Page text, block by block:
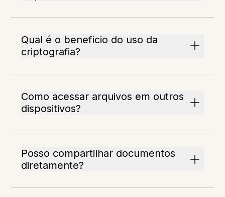
Qual é o benefício do uso da
criptografia?
Como acessar arquivos em outros
dispositivos?
Posso compartilhar documentos
diretamente?